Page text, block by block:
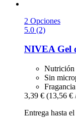
2 Opciones
5.0 (2)
NIVEAGel
Nutrición
Sin
3,39 € (13,56 €
Entrega hasta